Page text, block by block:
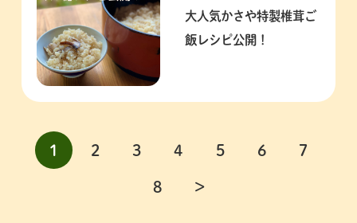
大人気かさや特製椎茸ご
飯レシピ公開！
1 2 3 4 5 6 7
8 ＞